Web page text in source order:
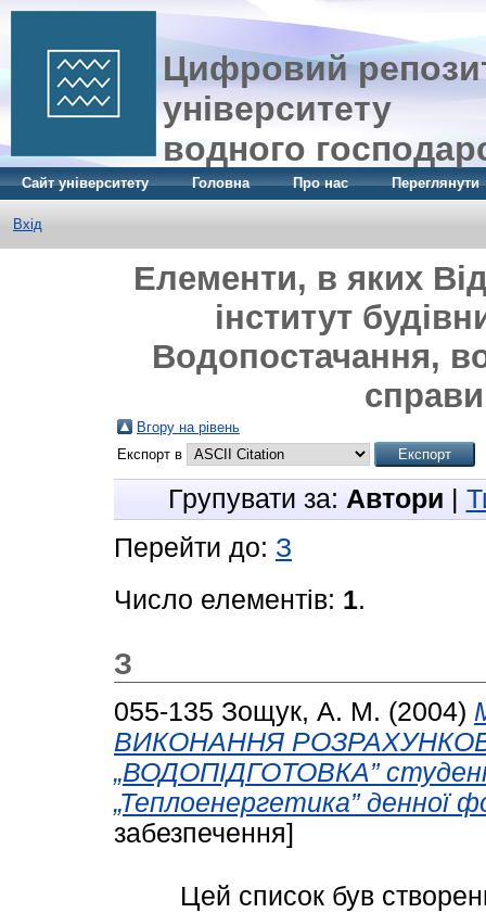
Цифровий
університету
водного
Сайт університету Головна Про нас Переглянути
Вхід
Елементи, в яких
інститут
Водопостачання,
Вгору на рівень
Експорт в
Групувати за: Автори
Перейти до: З
Число елементів: 1.
З
055-135 Зощук, А. М. (2004)
ВИКОНАННЯ
„ВОДОПІДГОТОВКА”
„Теплоенергетика” денної
забезпечення]
Цей список був